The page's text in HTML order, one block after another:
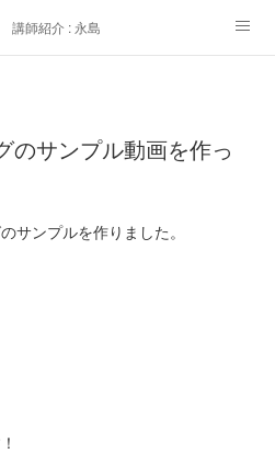
講師紹介 : 永島
のサンプル動画を作っ
サンプルを作りました。